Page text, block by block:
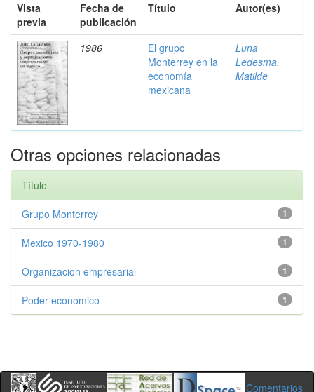
Vista
previa
Fecha de
publicación
Título Autor(es)
1986
El grupo
Monterrey en la
economía
mexicana
Luna
Ledesma,
Matilde
Otras opciones relacionadas
Título
1
Grupo Monterrey
1
Mexico 1970-1980
1
Organizacion empresarial
1
Poder economico
Comentarios